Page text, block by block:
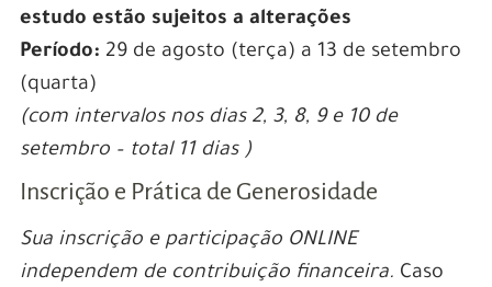
estudo estão sujeitos a alterações
Período: 29 de agosto (terça) a 13 de setembro
(quarta)
(com intervalos nos dias 2, 3, 8, 9 e 10 de
setembro – total 11 dias )
Inscrição e Prática de Generosidade
Sua inscrição e participação ONLINE
independem de contribuição financeira. Caso